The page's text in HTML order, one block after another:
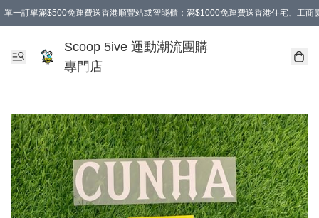
單一訂單滿$500免運費送香港順豐站或智能櫃；滿$1000免運費送香港住宅、工商
Scoop 5ive 運動潮流團購
專門店